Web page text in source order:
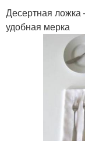
Десертная ложка
удобная мерка